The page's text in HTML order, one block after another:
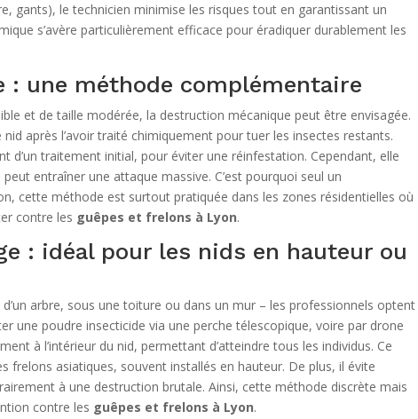
gants), le technicien minimise les risques tout en garantissant un
s’avère particulièrement efficace pour éradiquer durablement les
: une méthode complémentaire
et de taille modérée, la destruction mécanique peut être envisagée.
après l’avoir traité chimiquement pour tuer les insectes restants.
d’un traitement initial, pour éviter une réinfestation. Cependant, elle
entraîner une attaque massive. C’est pourquoi seul un
cette méthode est surtout pratiquée dans les zones résidentielles où
contre les guêpes et frelons à Lyon.
: idéal pour les nids en hauteur ou
arbre, sous une toiture ou dans un mur – les professionnels optent
une poudre insecticide via une perche télescopique, voire par drone
à l’intérieur du nid, permettant d’atteindre tous les individus. Ce
asiatiques, souvent installés en hauteur. De plus, il évite
à une destruction brutale. Ainsi, cette méthode discrète mais
contre les guêpes et frelons à Lyon.